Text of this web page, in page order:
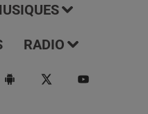
RADIO